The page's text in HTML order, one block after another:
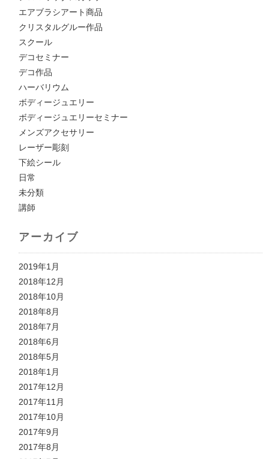
エアブラシアート商品
クリスタルグルー作品
スクール
デコセミナー
デコ作品
ハーバリウム
ボディージュエリー
ボディージュエリーセミナー
メンズアクセサリー
レーザー彫刻
下絵シール
日常
未分類
講師
アーカイブ
2019年1月
2018年12月
2018年10月
2018年8月
2018年7月
2018年6月
2018年5月
2018年1月
2017年12月
2017年11月
2017年10月
2017年9月
2017年8月